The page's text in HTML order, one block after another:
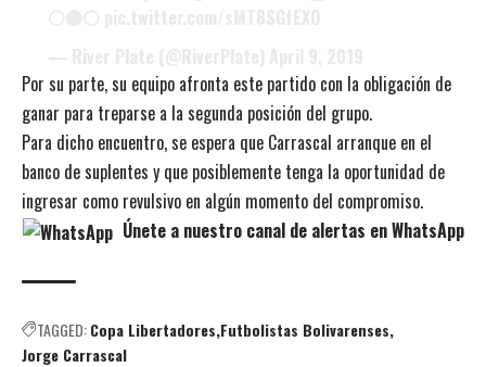
Por su parte, su equipo afronta este partido con la obligación de
ganar para treparse a la segunda posición del grupo.
Para dicho encuentro, se espera que Carrascal arranque en el
banco de suplentes y que posiblemente tenga la oportunidad de
ingresar como revulsivo en algún momento del compromiso.
Únete a nuestro canal de alertas en WhatsApp
TAGGED:Copa Libertadores Futbolistas Bolivarenses
Jorge Carrascal